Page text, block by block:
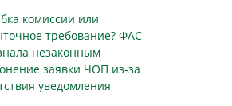
комиссии или
требование? ФАС
незаконным
заявки ЧОП из-за
уведомления